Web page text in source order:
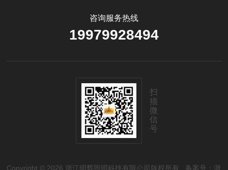
咨询服务热线
19979928494
扫
描
微
信
号
Copyright © 2026 浙江明辉照明科技有限公司版权所有 备案号：浙